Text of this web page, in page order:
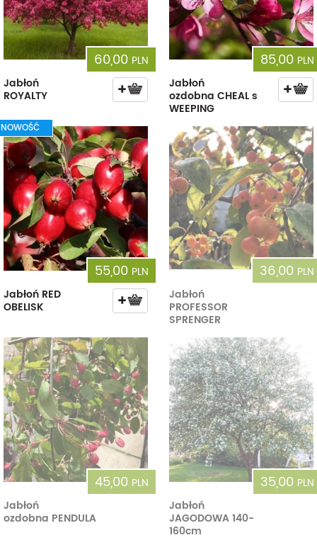
60,00 PLN
Jabłoń
ROYALTY
85,00 PLN
Jabłoń
ozdobna CHEAL s
WEEPING
NOWOŚĆ
55,00 PLN
Jabłoń RED
OBELISK
36,00 PLN
Jabłoń
PROFESSOR
SPRENGER
45,00 PLN
Jabłoń
ozdobna PENDULA
35,00 PLN
Jabłoń
JAGODOWA 140-
160cm